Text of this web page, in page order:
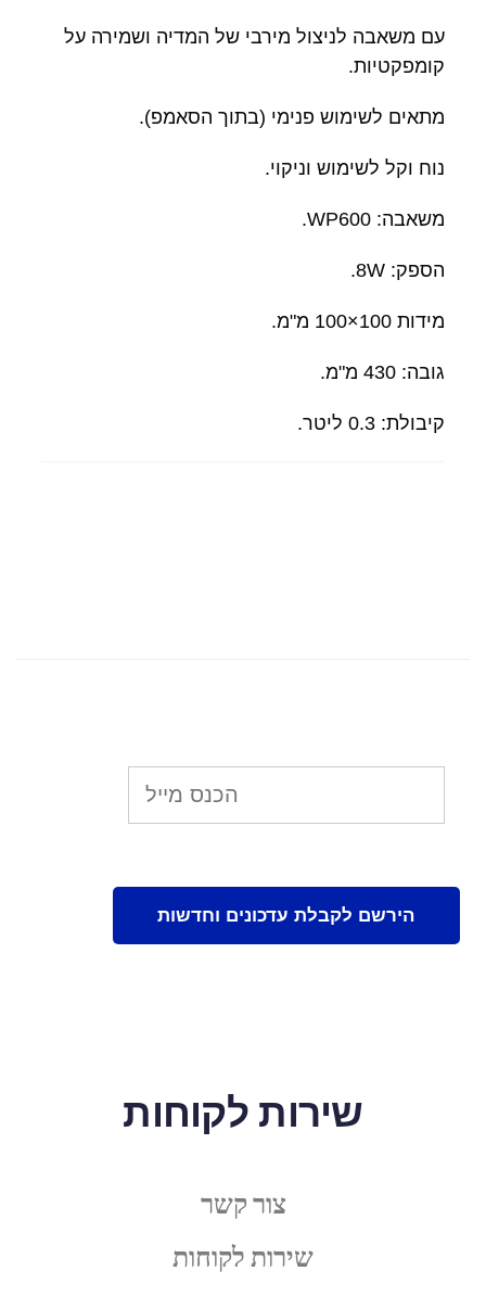
עם משאבה לניצול מירבי של המדיה ושמירה על
קומפקטיות.
מתאים לשימוש פנימי (בתוך הסאמפ).
נוח וקל לשימוש וניקוי.
משאבה: WP600.
הספק: 8W.
מידות 100×100 מ"מ.
גובה: 430 מ"מ.
קיבולת: 0.3 ליטר.
שירות לקוחות
צור קשר
שירות לקוחות